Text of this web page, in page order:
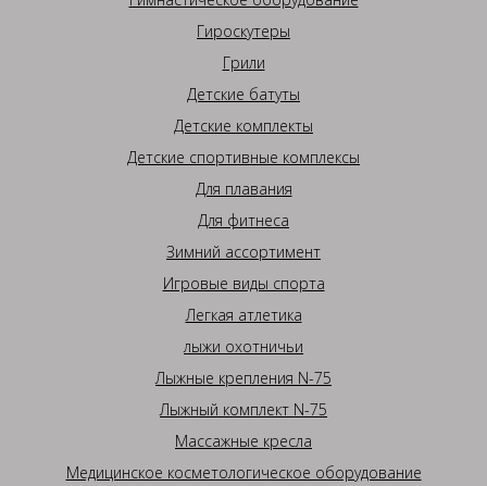
Гироскутеры
Грили
Детские батуты
Детские комплекты
Детские спортивные комплексы
Для плавания
Для фитнеса
Зимний ассортимент
Игровые виды спорта
Легкая атлетика
лыжи охотничьи
Лыжные крепления N-75
Лыжный комплект N-75
Массажные кресла
Медицинское косметологическое оборудование